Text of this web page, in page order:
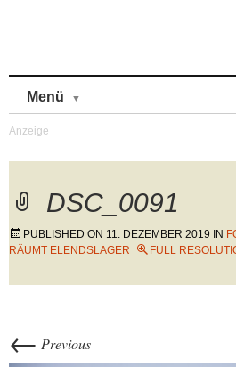
Menü
DSC_0091
PUBLISHED ON 11. DEZEMBER 2019 IN
RÄUMT ELENDSLAGER
FULL
← Previous